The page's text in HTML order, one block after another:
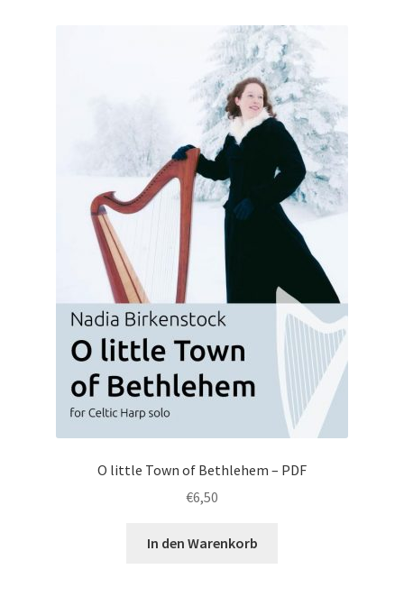
O little Town of Bethlehem – PDF
€6,50
In den Warenkorb